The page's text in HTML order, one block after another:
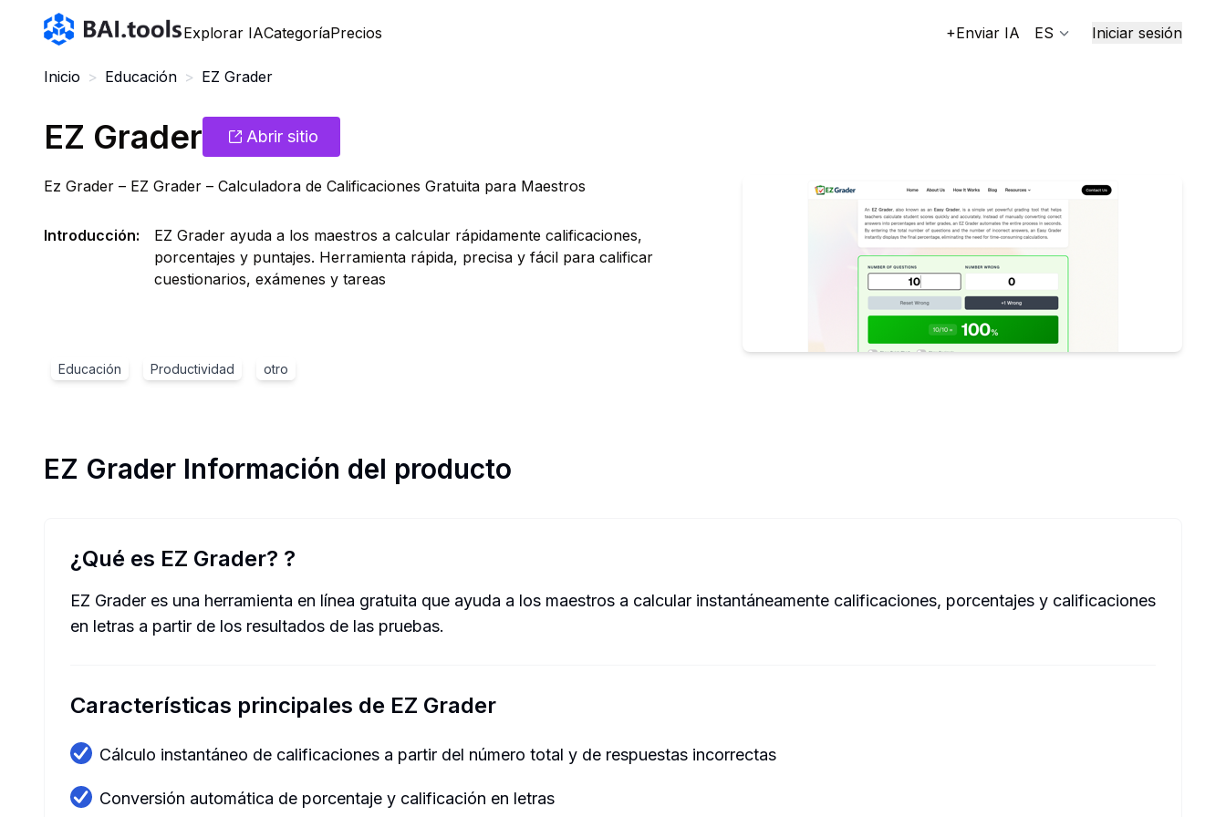
Bai.tools
Explorar IACategoríaPrecios +Enviar IA ES Iniciar sesión
Inicio > Educación > EZ Grader
EZ Grader Abrir sitio
Ez Grader – EZ Grader – Calculadora de Calificaciones Gratuita para Maestros
Introducción:
EZ Grader ayuda a los maestros a calcular rápidamente calificaciones,
porcentajes y puntajes. Herramienta rápida, precisa y fácil para calificar
cuestionarios, exámenes y tareas
Educación Productividad otro
EZ Grader Información del producto
¿Qué es EZ Grader? ?
EZ Grader es una herramienta en línea gratuita que ayuda a los maestros a calcular instantáneamente calificaciones, porcentajes y calificaciones
en letras a partir de los resultados de las pruebas.
Características principales de EZ Grader
Cálculo instantáneo de calificaciones a partir del número total y de respuestas incorrectas
Conversión automática de porcentaje y calificación en letras